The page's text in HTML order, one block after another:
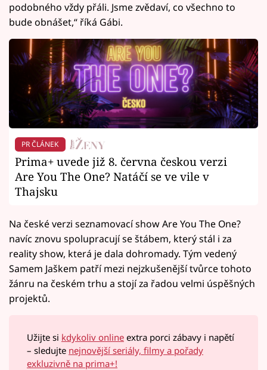
podobného vždy přáli. Jsme zvědaví, co všechno to
bude obnášet,“ říká Gábi.
PR ČLÁNEK
Prima+ uvede již 8. června českou verzi
Are You The One? Natáčí se ve vile v
Thajsku
Na české verzi seznamovací show Are You The One?
navíc znovu spolupracují se štábem, který stál i za
reality show, která je dala dohromady. Tým vedený
Samem Jaškem patří mezi nejzkušenější tvůrce tohoto
žánru na českém trhu a stojí za řadou velmi úspěšných
projektů.
Užijte si kdykoliv online extra porci zábavy i napětí
– sledujte nejnovější seriály, filmy a pořady
exkluzivně na prima+!